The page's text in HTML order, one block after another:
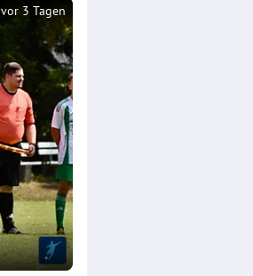
vor 3 Tagen